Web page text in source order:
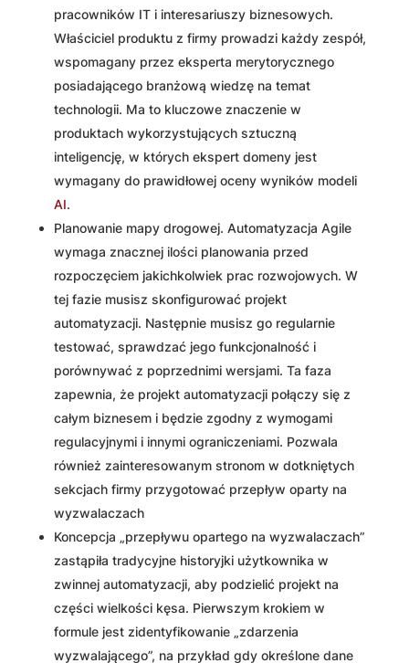
pracowników IT i interesariuszy biznesowych.
Właściciel produktu z firmy prowadzi każdy zespół,
wspomagany przez eksperta merytorycznego
posiadającego branżową wiedzę na temat
technologii. Ma to kluczowe znaczenie w
produktach wykorzystujących sztuczną
inteligencję, w których ekspert domeny jest
wymagany do prawidłowej oceny wyników modeli
AI.
Planowanie mapy drogowej. Automatyzacja Agile
wymaga znacznej ilości planowania przed
rozpoczęciem jakichkolwiek prac rozwojowych. W
tej fazie musisz skonfigurować projekt
automatyzacji. Następnie musisz go regularnie
testować, sprawdzać jego funkcjonalność i
porównywać z poprzednimi wersjami. Ta faza
zapewnia, że ​​projekt automatyzacji połączy się z
całym biznesem i będzie zgodny z wymogami
regulacyjnymi i innymi ograniczeniami. Pozwala
również zainteresowanym stronom w dotkniętych
sekcjach firmy przygotować przepływ oparty na
wyzwalaczach
Koncepcja „przepływu opartego na wyzwalaczach”
zastąpiła tradycyjne historyjki użytkownika w
zwinnej automatyzacji, aby podzielić projekt na
części wielkości kęsa. Pierwszym krokiem w
formule jest zidentyfikowanie „zdarzenia
wyzwalającego”, na przykład gdy określone dane